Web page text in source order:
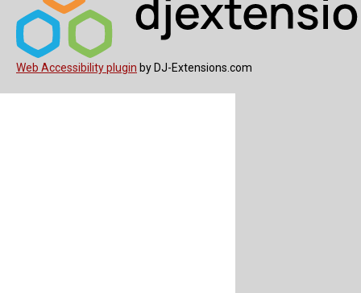
Web Accessibility plugin by DJ-Extensions.com